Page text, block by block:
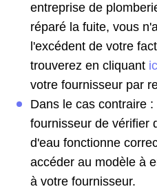
entreprise de
réparé la fuite, vous
l'excédent de votre
trouverez en cliquant
votre fournisseur par
Dans le cas contraire
fournisseur de vérifier
d'eau fonctionne
accéder au modèle à
à votre fournisseur.